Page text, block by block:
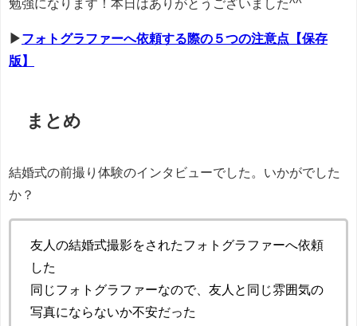
勉強になります！本日はありがとうございました^^
▶フォトグラファーへ依頼する際の５つの注意点【保存
版】
まとめ
結婚式の前撮り体験のインタビューでした。いかがでした
か？
友人の結婚式撮影をされたフォトグラファーへ依頼
した
同じフォトグラファーなので、友人と同じ雰囲気の
写真にならないか不安だった